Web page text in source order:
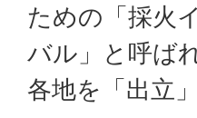
ための「採火
バル」と呼ば
各地を「出立